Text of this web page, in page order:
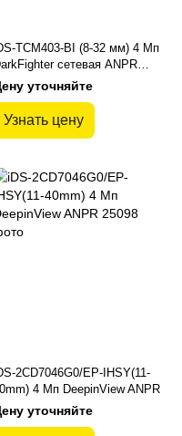
TCM403-BI (8-32 мм) 4 Мп
сетевая ANPR
Hikvision
уточняйте
Узнать цену
2CD7046G0/EP-IHSY(11-
4 Мп DeepinView ANPR
уточняйте